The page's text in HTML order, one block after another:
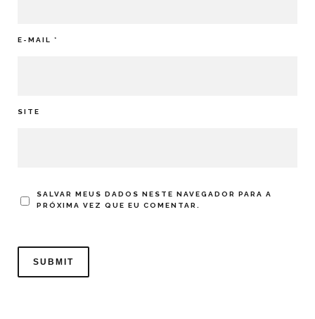
E-MAIL *
SITE
SALVAR MEUS DADOS NESTE NAVEGADOR PARA A
PRÓXIMA VEZ QUE EU COMENTAR.